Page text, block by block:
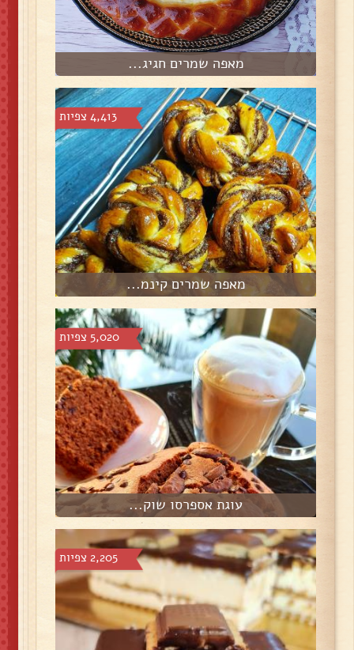
מאפה שמרים חגיג...
4,413 צפיות
מאפה שמרים קינמ...
5,020 צפיות
עוגת אספרסו שוק...
2,205 צפיות